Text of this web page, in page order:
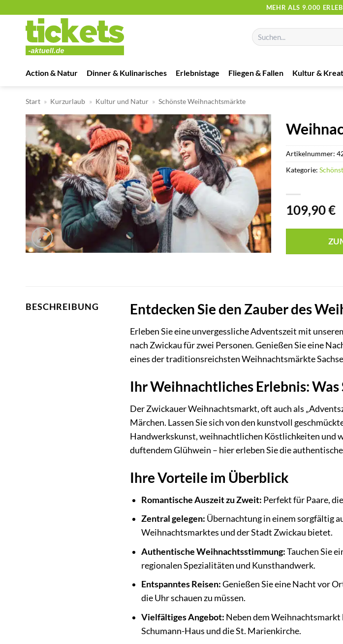
springen
MEHR ALS 9.000
Suchen
nach:
Action & Natur Dinner & Kulinarisches Erlebnistage Fliegen & Fallen Kultur &
Start » Kurzurlaub » Kultur und Natur » Schönste Weihnachtsmärkte
109,90€
Artikelnummer:
Kategorie:
BESCHREIBUNG Entdecken Sie den Zauber des
Erleben Sie eine unvergessliche Adventszeit mit
nach Zwickau für zwei Personen. Genießen Sie eine
eines der traditionsreichsten Weihnachtsmärkte
Ihr Weihnachtliches Erlebnis:
Der Zwickauer Weihnachtsmarkt, oft auch als
Märchen. Lassen Sie sich von den kunstvoll
Handwerkskunst, weihnachtlichen Köstlichkeiten und
duftendem Glühwein – hier erleben Sie die
Ihre Vorteile im Überblick
Romantische Auszeit zu Zweit: Perfekt für Paare,
Zentral gelegen: Übernachtung in einem sorgfältig
Weihnachtsmarktes und der Stadt Zwickau bietet.
Authentische Weihnachtsstimmung:Tauchen Sie
regionalen Spezialitäten und Kunsthandwerk.
Entspanntes Reisen:Genießen Sie eine Nacht vor
die Uhr schauen zu müssen.
Vielfältiges Angebot: Neben dem
Schumann-Haus und die St. Marienkirche.